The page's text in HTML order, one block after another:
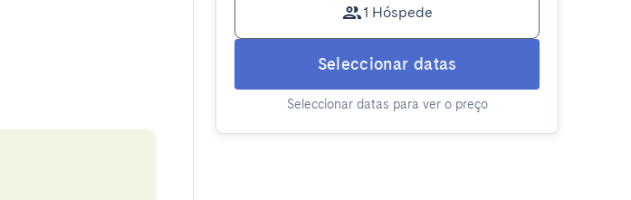
1 Hóspede
Seleccionar datas
Seleccionar datas para ver o preço